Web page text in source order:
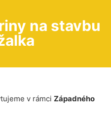
na stavbu
v rámci Západného